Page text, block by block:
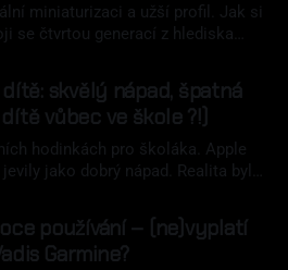
miniaturizaci a užší profil. Jak si
se čtvrtou generací z hlediska
skvělý nápad, špatná
vůbec ve škole ?!)
hodinkách pro školáka. Apple
jako dobrý nápad. Realita byla
používání – (ne)vyplatí
Garmine?